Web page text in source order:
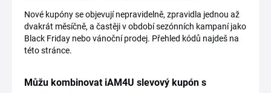
Nové kupóny se objevují nepravidelně, zpravidla jednou až
dvakrát měsíčně, a častěji v období sezónních kampaní jako
Black Friday nebo vánoční prodej. Přehled kódů najdeš na
této stránce.
Můžu kombinovat iAM4U slevový kupón s